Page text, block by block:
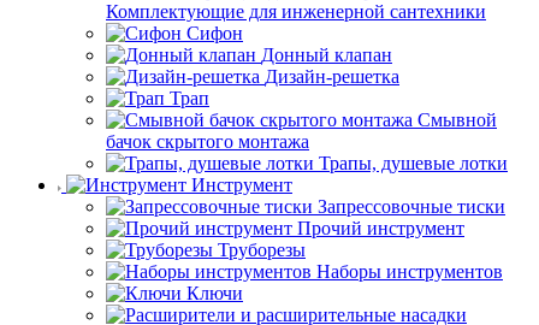
Комплектующие для инженерной сантехники
Сифон
Донный клапан
Дизайн-решетка
Трап
Смывной
бачок скрытого монтажа
Трапы, душевые лотки
Инструмент
Запрессовочные тиски
Прочий инструмент
Труборезы
Наборы инструментов
Ключи